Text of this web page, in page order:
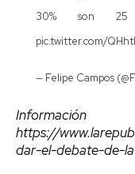
30% son
pic.twitter.com/
— Felipe Campos
https://
dar-el-debate-de-